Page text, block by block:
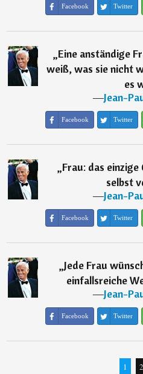
Facebook Twitter
„Eine anständige
weiß, was sie nicht
es
―Jean-
Facebook Twitter
„Frau: das einzige
selbst
―Jean-
Facebook Twitter
„Jede Frau
einfallsreiche
―Jean-
Facebook Twitter
1 2